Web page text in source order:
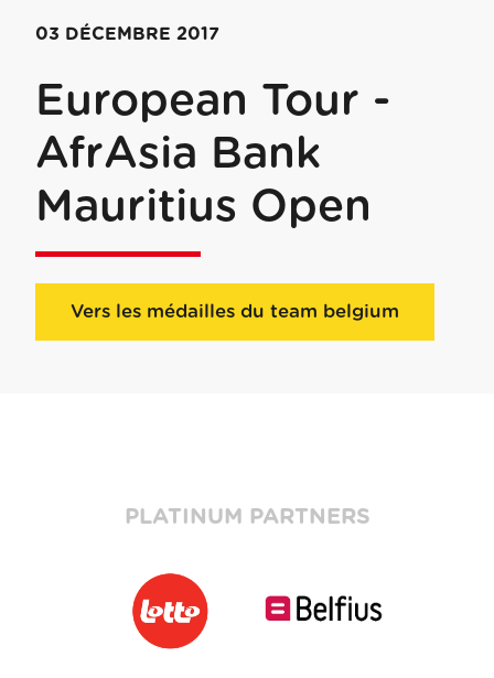
03 DÉCEMBRE 2017
European Tour -
AfrAsia Bank
Mauritius Open
Vers les médailles du team belgium
PLATINUM PARTNERS